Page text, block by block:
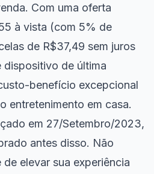
Com uma oferta
à vista (com 5% de
de R$37,49 sem juros
dispositivo de última
benefício excepcional
entretenimento em casa.
em 27/Setembro/2023,
antes disso. Não
elevar sua experiência